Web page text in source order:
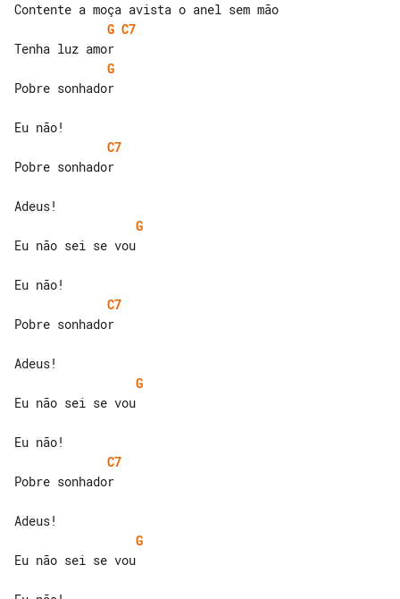
G C7
G
Pobre sonhador
C7
Pobre sonhador
G
Eu não sei se vou
C7
Pobre sonhador
G
Eu não sei se vou
C7
Pobre sonhador
G
Eu não sei se vou